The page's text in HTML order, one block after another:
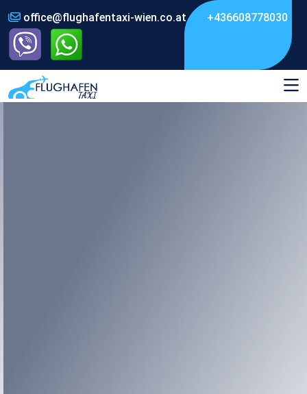
office@flughafentaxi-wien.co.at +436608778030